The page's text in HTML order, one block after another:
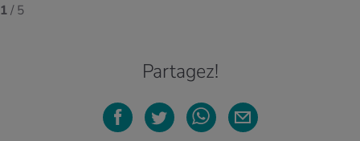
1/ 5
Partagez!